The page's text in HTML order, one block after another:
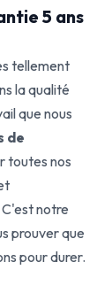
5 ans
tellement
la qualité
que nous
de
toutes nos
notre
prouver que
pour durer.